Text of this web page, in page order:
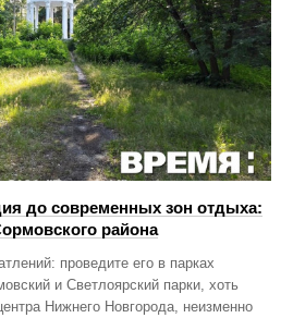
до современных зон отдыха:
района
проведите его в парках
и Светлоярский парки, хоть
Нижнего Новгорода, неизменно